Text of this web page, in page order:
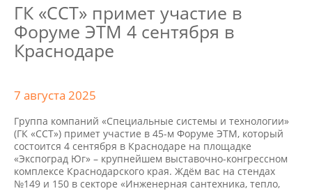
ГК «ССТ» примет участие в
Форуме ЭТМ 4 сентября в
Краснодаре
7 августа 2025
Группа компаний «Специальные системы и технологии»
(ГК «ССТ») примет участие в 45-м Форуме ЭТМ, который
состоится 4 сентября в Краснодаре на площадке
«Экспоград Юг» – крупнейшем выставочно-конгрессном
комплексе Краснодарского края. Ждём вас на стендах
№149 и 150 в секторе «Инженерная сантехника, тепло,